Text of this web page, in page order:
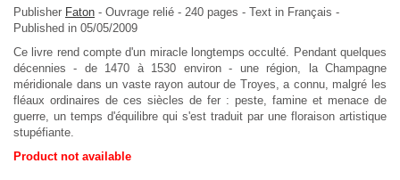
Publisher Faton - Ouvrage relié - 240 pages - Text in Français -
Published in 05/05/2009
Ce livre rend compte d'un miracle longtemps occulté. Pendant quelques
décennies - de 1470 à 1530 environ - une région, la Champagne
méridionale dans un vaste rayon autour de Troyes, a connu, malgré les
fléaux ordinaires de ces siècles de fer : peste, famine et menace de
guerre, un temps d'équilibre qui s'est traduit par une floraison artistique
stupéfiante.
Product not available